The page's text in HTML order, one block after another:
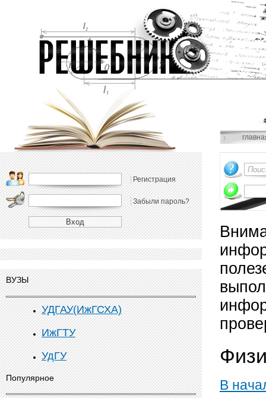
Регистрация
Забыли пароль?
ВУЗЫ
УДГАУ(ИжГСХА)
ИжГТУ
УдГУ
Популярное
В